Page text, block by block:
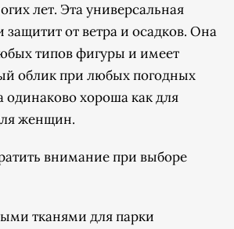
лет. Эта универсальная
защитит от ветра и осадков. Она
типов фигуры и имеет
облик при любых погодных
одинаково хороша как для
женщин.
внимание при выборе
тканями для парки